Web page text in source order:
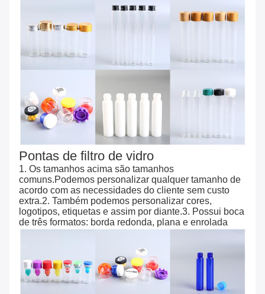
Pontas de filtro de vidro
1. Os tamanhos acima são tamanhos
comuns.Podemos personalizar qualquer tamanho de
acordo com as necessidades do cliente sem custo
extra.2. Também podemos personalizar cores,
logotipos, etiquetas e assim por diante.3. Possui boca
de três formatos: borda redonda, plana e enrolada